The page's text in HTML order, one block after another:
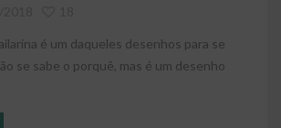
é um daqueles desenhos para se
se sabe o porquê, mas é um desenho